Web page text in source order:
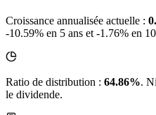
Croissance annualisée actuelle :
-10.59% en 5 ans et -1.76% en
Ratio de distribution : 64.86%.
le dividende.